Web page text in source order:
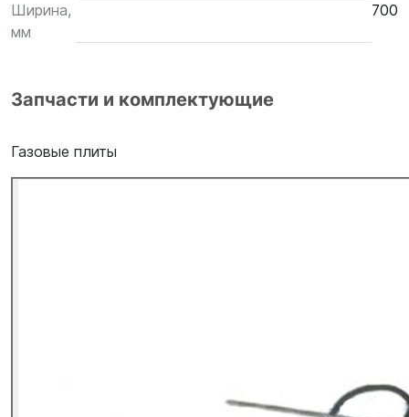
Ширина,
мм
700
Запчасти и комплектующие
Газовые плиты